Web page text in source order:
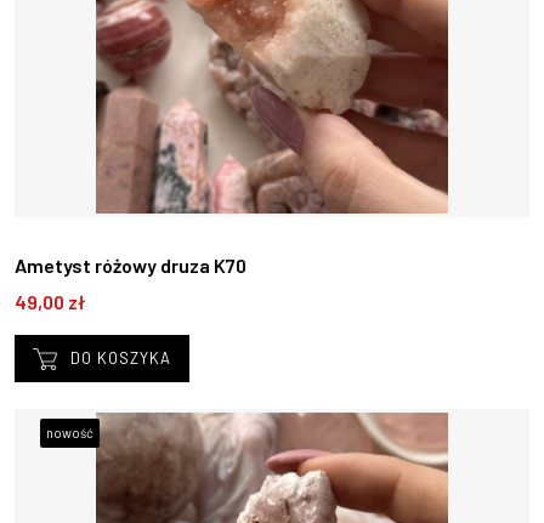
Ametyst różowy druza K70
49,00 zł
DO KOSZYKA
nowość